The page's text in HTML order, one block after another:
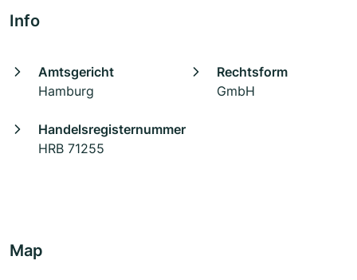
Info
Amtsgericht
Hamburg
Rechtsform
GmbH
Handelsregisternummer
HRB 71255
Map